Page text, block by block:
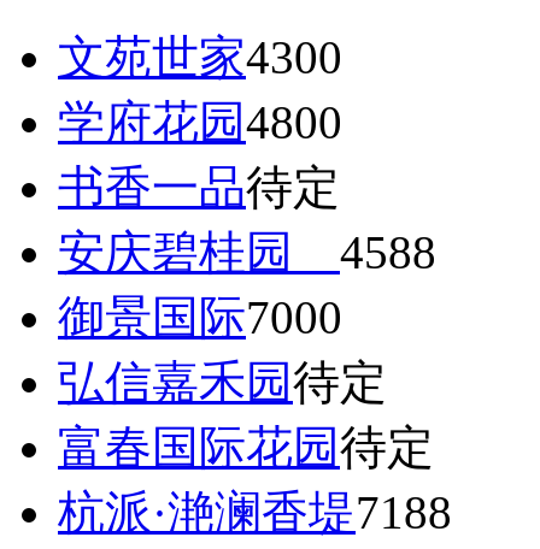
文苑世家4300
学府花园4800
书香一品待定
安庆碧桂园 4588
御景国际7000
弘信嘉禾园待定
富春国际花园待定
杭派·滟澜香堤7188